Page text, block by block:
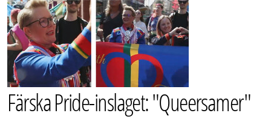
Färska Pride-inslaget: "Queersamer"